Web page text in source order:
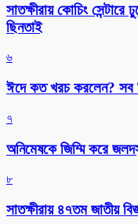
সাতক্ষীরায় কোচিং
ছিনতাই
৬
ঈদে কত খরচ করলেন? সব
৭
অনিমেষকে জিম্মি করে
৮
সাতক্ষীরায় ৪৭তম জাতীয়